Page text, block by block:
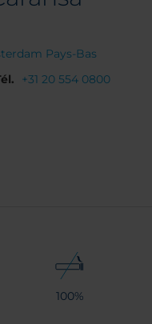
Pays-Bas
+31 20 554 0800
100%